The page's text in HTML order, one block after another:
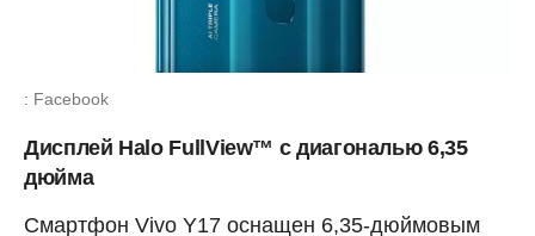
: Facebook
Дисплей Halo FullView™ c диагональю 6,35
дюйма
Смартфон Vivo Y17 оснащен 6,35-дюймовым